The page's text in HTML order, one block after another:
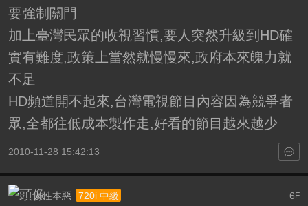
要強制關門
加上臺灣民眾的收視習慣,要人突然升級到HD確
實有難度,政策上當然就慢慢來,政府本來魄力就
不足
HD頻道開不起來,台灣電視節目內容因為競爭者
眾,全都往低成本製作走,好看的節目越來越少
2010-11-28 15:42:13
6F
人性本惡 720i 中級